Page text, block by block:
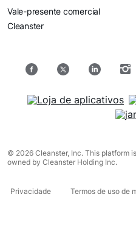
Vale-presente comercial
Cleanster
© 2026 Cleanster, Inc. This platform
owned by Cleanster Holding Inc.
Privacidade Termos de uso de